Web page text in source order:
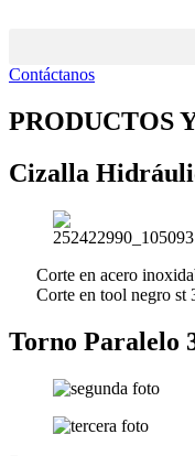
Contáctanos
PRODUCTOS
Cizalla
Corte en acero
Corte en tool negro st
Torno Paralelo